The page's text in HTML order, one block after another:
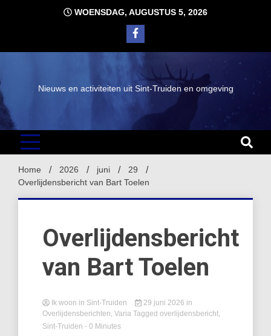
WOENSDAG, AUGUSTUS 5, 2026
Nieuws en activiteiten uit Sint-Truiden en omgeving
Home 2026 juni
29
Overlijdensbericht van Bart Toelen
Overlijdensbericht
van Bart Toelen
Ik woon in Sint-Truiden 29 juni 2026 in
Overlijdensberichten, Varia Tagged overlijdensbericht,
Sint-Truiden - 0 Minutes